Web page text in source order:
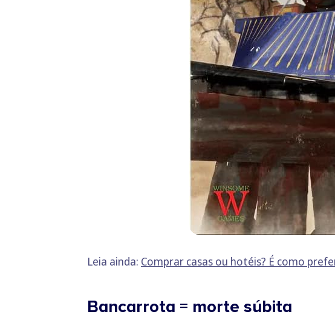
Leia ainda: Comprar casas ou hotéis? É como
Bancarrota = morte súbita